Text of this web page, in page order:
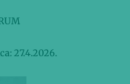
27.4.2026.